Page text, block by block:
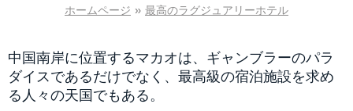
ホームページ » 最高のラグジュアリーホテル
中国南岸に位置するマカオは、ギャンブラーのパラ
ダイスであるだけでなく、最高級の宿泊施設を求め
る人々の天国でもある。